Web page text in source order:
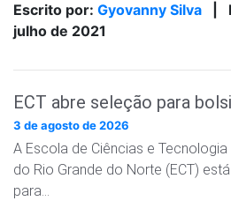
Escrito por: Gyovanny Silva
julho de 2021
ECT abre seleção para
3 de agosto de 2026
A Escola de Ciências e
do Rio Grande do Norte (ECT)
para…